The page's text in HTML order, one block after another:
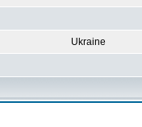
Ukraine